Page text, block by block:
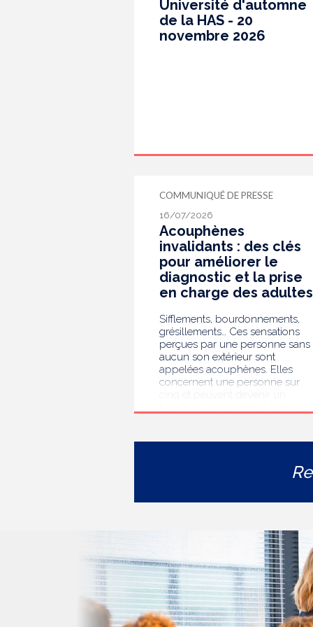
Université d'automne
de la HAS - 20
novembre 2026
COMMUNIQUÉ DE PRESSE
16/07/2026
Acouphènes
invalidants : des clés
pour améliorer le
diagnostic et la prise
en charge des adultes
Sifflements, bourdonnements,
grésillements… Ces sensations
perçues par une personne sans
aucun son extérieur sont
appelées acouphènes. Elles
concernent une personne sur
l’isolement ou de l’anxiété. Face à
thérapeutique rencontrée par les
diagnostic et l’accompagnement
des personnes présentant des
acouphènes chroniques
invalidants . Elle publie
aujourd’hui ses travaux, destinés
aux professionnels de santé [1]
impliqués dans le suivi de ces
patients.